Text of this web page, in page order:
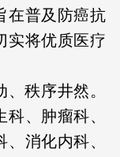
在普及防癌抗
实将优质医疗
秩序井然。
、肿瘤科、
消化内科、